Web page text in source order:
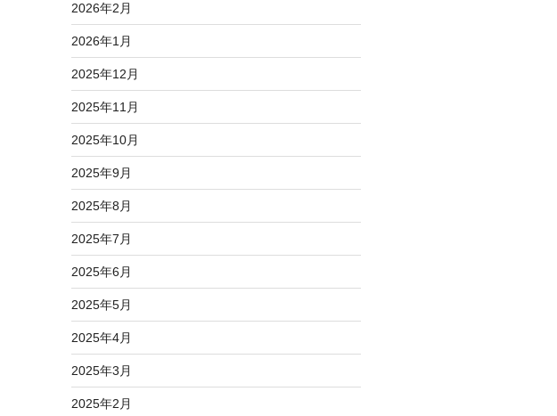
2026年2月
2026年1月
2025年12月
2025年11月
2025年10月
2025年9月
2025年8月
2025年7月
2025年6月
2025年5月
2025年4月
2025年3月
2025年2月